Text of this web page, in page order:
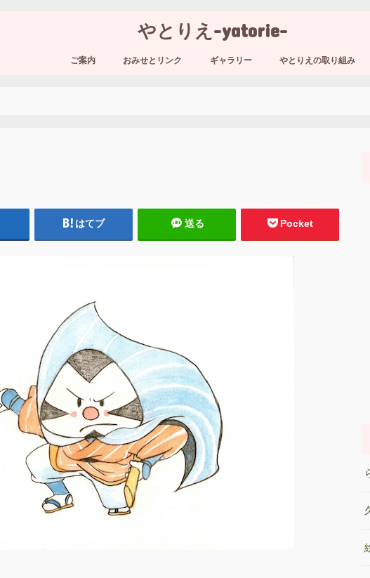
やとりえ-yatorie-
ご案内 おみせとリンク ギャラリー やとりえの取り組み
はてブ 送る Pocket